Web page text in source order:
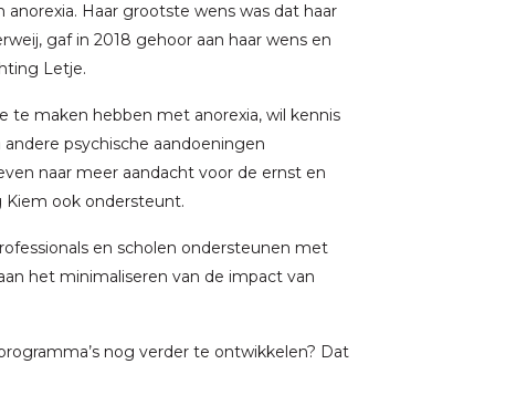
Haar grootste wens was dat haar
gaf in 2018 gehoor aan haar wens en
Letje.
maken hebben met anorexia, wil kennis
psychische aandoeningen
naar meer aandacht voor de ernst en
Kiem ook ondersteunt.
en scholen ondersteunen met
het minimaliseren van de impact van
nog verder te ontwikkelen? Dat